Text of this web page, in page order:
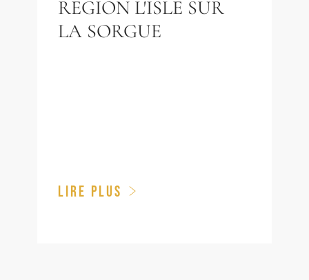
REGION L'ISLE SUR
LA SORGUE
LIRE PLUS